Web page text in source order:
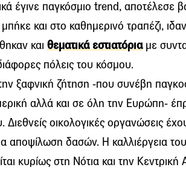
έγινε παγκόσμιο trend, αποτέλεσε
και στο καθημερινό τραπέζι,
και θεματικά εστιατόριαμε
πόλεις του κόσμου.
ξαφνική ζήτηση -που συνέβη
αλλά και σε όλη την Ευρώπη-
οικολογικές οργανώσεις
αποψίλωση δασών. Η καλλιέργεια
κυρίως στη Νότια και την